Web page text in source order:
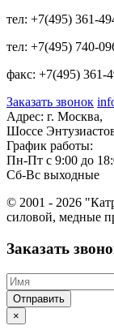
тел: +7(495) 361-
тел: +7(495) 740-
факс: +7(495) 361-
Заказать звонок
Адрес: г. Москва,
Шоссе
График работы:
Пн-Пт с 9:00 до
Сб-Вс выходные
© 2001 - 2026
силовой, медные
Заказать
Отправить
×